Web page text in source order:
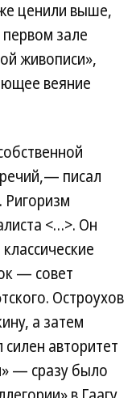
ценили выше,
зале
живописи»,
веяние
писал
<…>. Он
— совет
Остроухов
а затем
авторитет
— сразу было